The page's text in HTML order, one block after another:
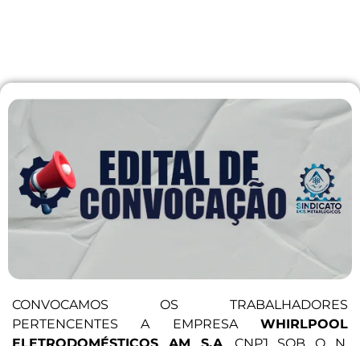
CONVOCAMOS OS TRABALHADORES
PERTENCENTES A EMPRESA WHIRLPOOL
ELETRODOMÉSTICOS AM S.A, CNPJ SOB O N.